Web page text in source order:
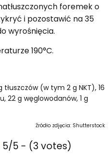
foremek o
i pozostawić na 35
wyrośnięcia.
190°C.
tłuszczów (w tym 2 g NKT), 16
22 g węglowodanów, 1 g
Źródło zdjęcia: Shutterstock
5/5 - (3 votes)